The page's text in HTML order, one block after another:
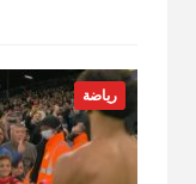
رياضة